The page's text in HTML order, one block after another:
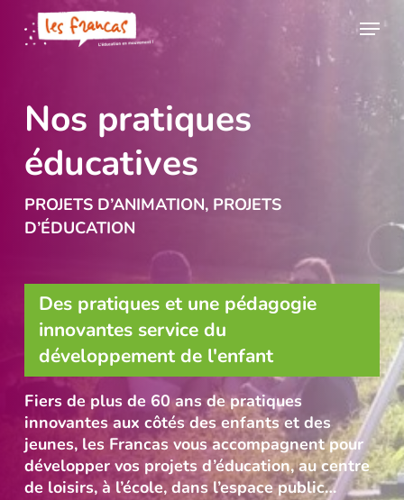
Panneau de gestion des cookies
main
Menu
Nos pratiques
éducatives
PROJETS D’ANIMATION, PROJETS
D’ÉDUCATION
Des pratiques et une pédagogie
innovantes service du
développement de l'enfant
Fiers de plus de 60 ans de pratiques
innovantes aux côtés des enfants et des
jeunes, les Francas vous accompagnent pour
développer vos projets d’éducation, au centre
de loisirs, à l’école, dans l’espace public…